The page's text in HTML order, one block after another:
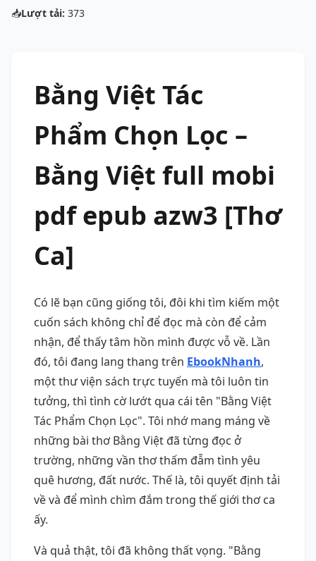
📥Lượt tải: 373
Bằng Việt Tác
Phẩm Chọn Lọc –
Bằng Việt full mobi
pdf epub azw3 [Thơ
Ca]
Có lẽ bạn cũng giống tôi, đôi khi tìm kiếm một
cuốn sách không chỉ để đọc mà còn để cảm
nhận, để thấy tâm hồn mình được vỗ về. Lần
đó, tôi đang lang thang trên EbookNhanh,
một thư viện sách trực tuyến mà tôi luôn tin
tưởng, thì tình cờ lướt qua cái tên "Bằng Việt
Tác Phẩm Chọn Lọc". Tôi nhớ mang máng về
những bài thơ Bằng Việt đã từng đọc ở
trường, những vần thơ thấm đẫm tình yêu
quê hương, đất nước. Thế là, tôi quyết định tải
về và để mình chìm đắm trong thế giới thơ ca
ấy.
Và quả thật, tôi đã không thất vọng. "Bằng